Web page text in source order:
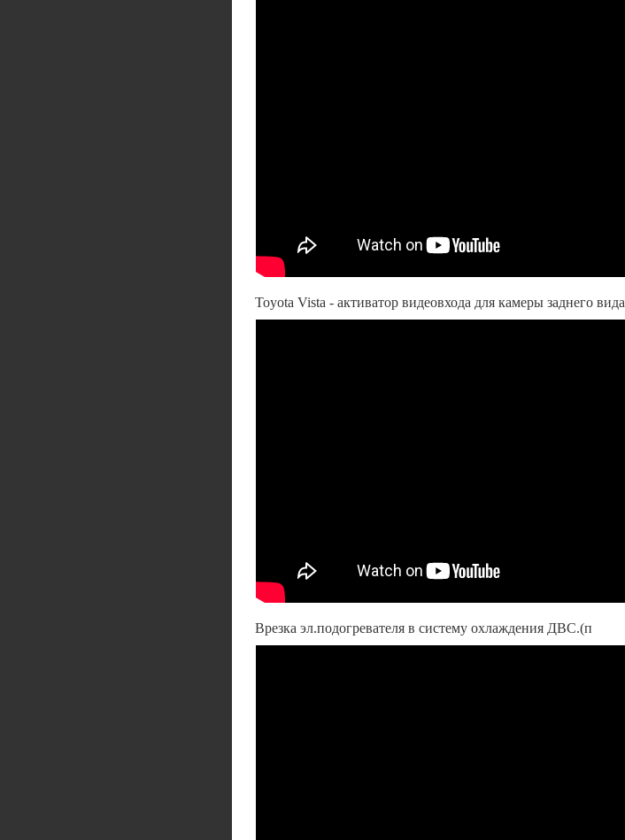
Toyota Vista - активатор видеовхода для камеры заднего вида
Врезка эл.подогревателя в систему охлаждения ДВС.(п